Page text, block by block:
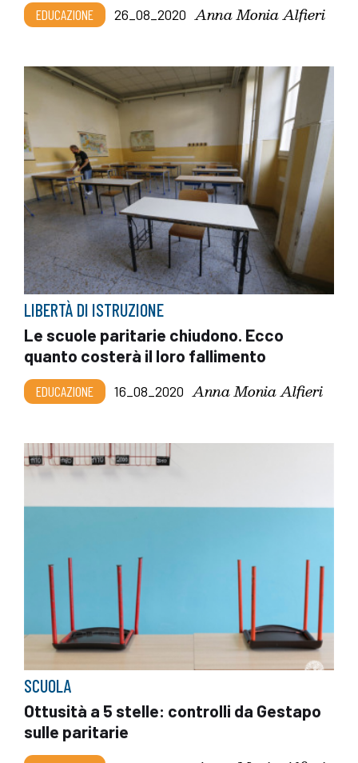
EDUCAZIONE 26_08_2020 Anna Monia Alfieri
LIBERTÀ DI ISTRUZIONE
Le scuole paritarie chiudono. Ecco
quanto costerà il loro fallimento
EDUCAZIONE 16_08_2020 Anna Monia Alfieri
SCUOLA
Ottusità a 5 stelle: controlli da Gestapo
sulle paritarie